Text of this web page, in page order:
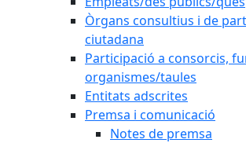
Òrgans consultius i de
ciutadana
Participació a consorcis,
organismes/taules
Entitats adscrites
Premsa i comunicació
Notes de premsa